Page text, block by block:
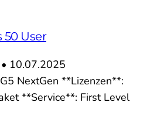
50 User
• 10.07.2025
NextGen **Lizenzen**:
**Service**: First Level